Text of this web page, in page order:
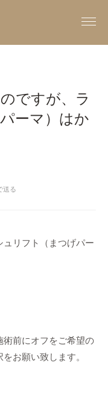
ですが、ラ
ーマ）はか
送る
リフト（まつげパー
術前にオフをご希望の
お願い致します。